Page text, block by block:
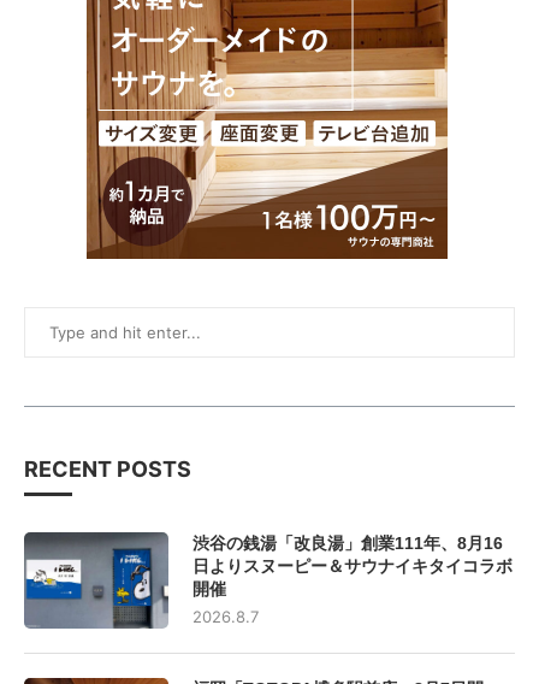
RECENT POSTS
渋谷の銭湯「改良湯」創業111年、8月16
日よりスヌーピー＆サウナイキタイコラボ
開催
2026.8.7